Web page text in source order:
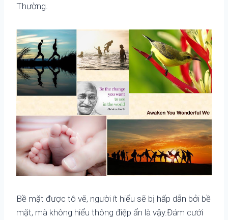
Thường.
Bề mặt được tô vẽ, người ít hiểu sẽ bị hấp dẫn bởi bề
mặt, mà không hiểu thông điệp ẩn là vậy.Đám cưới